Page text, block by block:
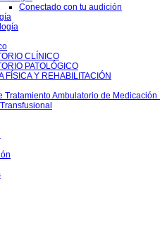
Conectado con tu audición
CLÍNICO
PATOLÓGICO
FÍSICA Y REHABILITACIÓN
Tratamiento Ambulatorio de Medicación